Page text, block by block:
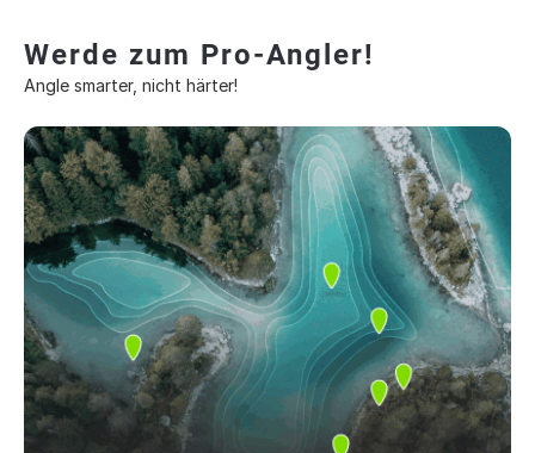
Werde zum Pro-Angler!
Angle smarter, nicht härter!